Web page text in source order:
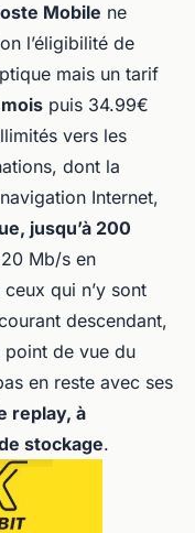
Mobile ne
l’éligibilité de
mais un tarif
puis 34.99€
vers les
dont la
Internet,
jusqu’à 200
Mb/s en
qui n’y sont
descendant,
point de vue du
en reste avec ses
replay, à
stockage.